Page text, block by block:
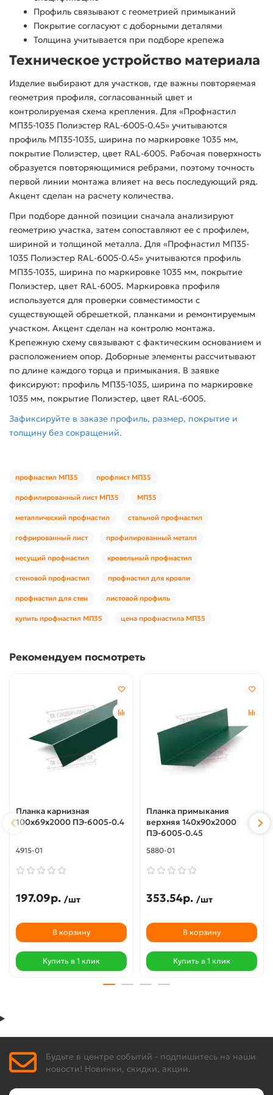
Профиль связывают с геометрией примыканий
Покрытие согласуют с доборными деталями
Толщина учитывается при подборе крепежа
Техническое устройство материала
Изделие выбирают для участков, где важны повторяемая
геометрия профиля, согласованный цвет и
контролируемая схема крепления. Для «Профнастил
МП35-1035 Полиэстер RAL-6005-0.45» учитываются
профиль МП35-1035, ширина по маркировке 1035 мм,
покрытие Полиэстер, цвет RAL-6005. Рабочая поверхность
образуется повторяющимися ребрами, поэтому точность
первой линии монтажа влияет на весь последующий ряд.
Акцент сделан на расчету количества.
При подборе данной позиции сначала анализируют
геометрию участка, затем сопоставляют ее с профилем,
шириной и толщиной металла. Для «Профнастил МП35-
1035 Полиэстер RAL-6005-0.45» учитываются профиль
МП35-1035, ширина по маркировке 1035 мм, покрытие
Полиэстер, цвет RAL-6005. Маркировка профиля
используется для проверки совместимости с
существующей обрешеткой, планками и ремонтируемым
участком. Акцент сделан на контролю монтажа.
Крепежную схему связывают с фактическим основанием и
расположением опор. Доборные элементы рассчитывают
по длине каждого торца и примыкания. В заявке
фиксируют: профиль МП35-1035, ширина по маркировке
1035 мм, покрытие Полиэстер, цвет RAL-6005.
Зафиксируйте в заказе профиль, размер, покрытие и
толщину без сокращений.
профнастил МП35 профлист МП35
профилированный лист МП35 МП35
металлический профнастил стальной профнастил
гофрированный лист профилированный металл
несущий профнастил кровельный профнастил
стеновой профнастил профнастил для кровли
профнастил для стен листовой профиль
купить профнастил МП35 цена профнастила МП35
Рекомендуем посмотреть
Планка карнизная
100х69х2000 ПЭ-6005-0.4
4915-01
197.09р. /шт
В корзину
Купить в 1 клик
Планка примыкания
верхняя 140х90х2000
ПЭ-6005-0.45
5880-01
353.54р. /шт
В корзину
Купить в 1 клик
Будьте в центре событий - подпишитесь на наши
новости! Новинки, скидки, акции.